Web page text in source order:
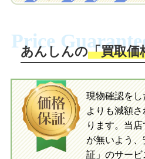
送。当店
入金完了
当店に査定
指定の口座
ださい。
送。当店へ
当店に査定
指定の口座
Price
あんしんの「買取価
現物確認を
よりも減額
ります。当
が無いよう
証」のサー